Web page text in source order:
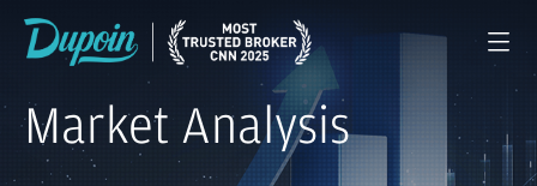
Market Analysis